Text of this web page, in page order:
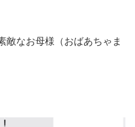
敵なお母様（おばあちゃま